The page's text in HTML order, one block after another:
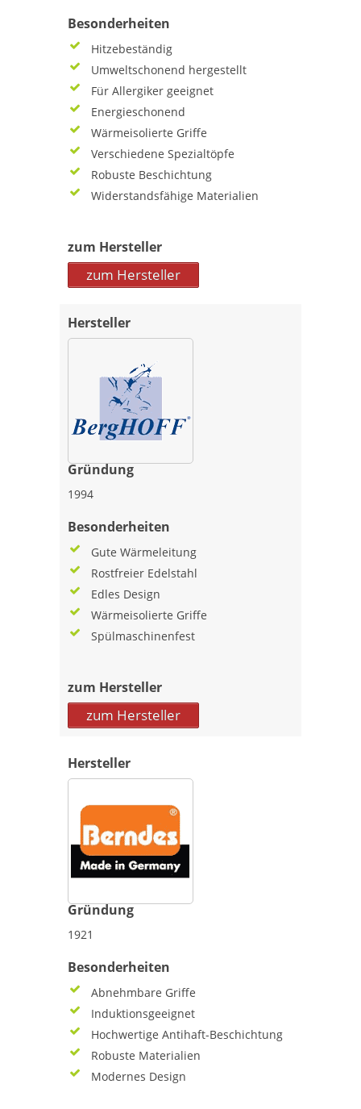
Besonderheiten
Hitzebeständig
Umweltschonend hergestellt
Für Allergiker geeignet
Energieschonend
Wärmeisolierte Griffe
Verschiedene Spezialtöpfe
Robuste Beschichtung
Widerstandsfähige Materialien
zum Hersteller
zum Hersteller
Hersteller
Gründung
1994
Besonderheiten
Gute Wärmeleitung
Rostfreier Edelstahl
Edles Design
Wärmeisolierte Griffe
Spülmaschinenfest
zum Hersteller
zum Hersteller
Hersteller
Gründung
1921
Besonderheiten
Abnehmbare Griffe
Induktionsgeeignet
Hochwertige Antihaft-Beschichtung
Robuste Materialien
Modernes Design